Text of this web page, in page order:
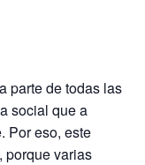
parte de todas las
social que a
Por eso, este
porque varias